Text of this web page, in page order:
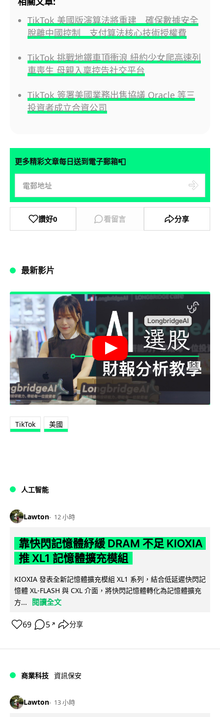
TikTok 美國版演算法將重建 確保數據安全
脫離中國控制 支付算法核心技術授權費
TikTok 挑戰地鐵車頂衝浪 紐約少女爬高速列
車喪生 母親入稟控告社交平台
TikTok 簽署美國業務出售協議 Oracle 等三
投資者成立合資公司
更多精彩文章每日送到電子郵箱📮
讚好0 看留言 分享
最新影片
TikTok 美國
人工智能
Lawton 12 小時
靠快閃記憶體紓緩 DRAM 不足 KIOXIA
推 XL1 記憶體擴充模組
KIOXIA 發表全新記憶體擴充模組 XL1 系列，結合低延遲快閃記
憶體 XL-FLASH 與 CXL 介面，將快閃記憶體轉化為記憶體擴充
方...
閱讀全文
69 5 ↗ 分享
商業科技 資訊保安
Lawton 13 小時